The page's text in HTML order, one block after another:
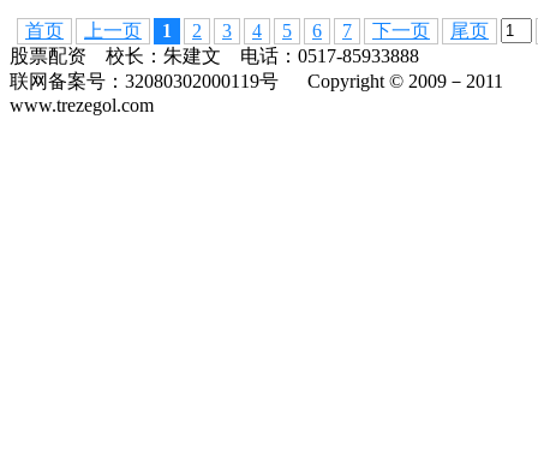
首页 上一页 1 2 3 4 5 6 7 下一页
尾页
股票配资 校长：朱建文 电话：0517-85933888
联网备案号：32080302000119号 Copyright © 2009－2011
www.trezegol.com